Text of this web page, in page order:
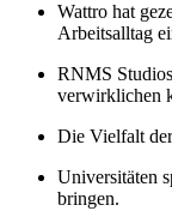
Wattro hat
Arbeitsalltag
RNMS
verwirklichen
Die Vielfalt
Universitäten
bringen.